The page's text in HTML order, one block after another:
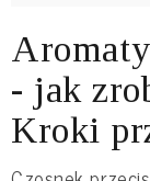
- jak
Kroki